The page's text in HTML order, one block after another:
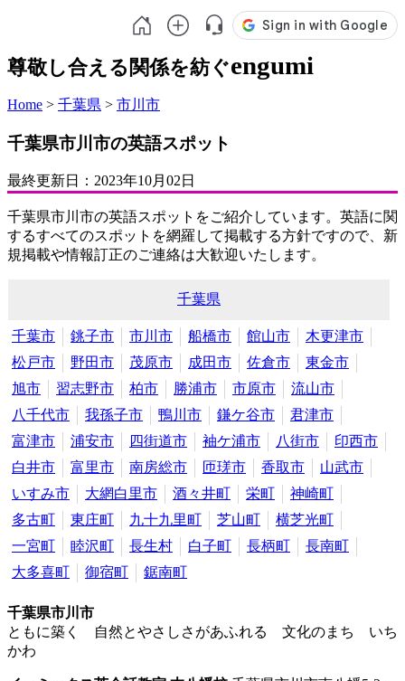
尊敬し合える関係を紡ぐengumi
Home > 千葉県 > 市川市
千葉県市川市の英語スポット
最終更新日： 2023年10月02日
千葉県市川市の英語スポットをご紹介しています。英語に関
するすべてのスポットを網羅して掲載する方針ですので、新
規掲載や情報訂正のご連絡は大歓迎いたします。
千葉県
千葉市 銚子市 市川市 船橋市 館山市
木更津市
松戸市
野田市 茂原市 成田市 佐倉市
東金市
旭市
習志野市 柏市 勝浦市 市原市
流山市
八千代市
我孫子市 鴨川市 鎌ケ谷市
君津市
富津市
浦安市 四街道市 袖ケ浦市 八街市
印西市
白井市
富里市 南房総市 匝瑳市 香取市
山武市
いすみ市
大網白里市 酒々井町 栄町
神崎町
多古町
東庄町 九十九里町 芝山町
横芝光町
一宮町
睦沢町 長生村 白子町 長柄町
長南町
大多喜町
御宿町 鋸南町
千葉県市川市
ともに築く 自然とやさしさがあふれる 文化のまち いち
かわ